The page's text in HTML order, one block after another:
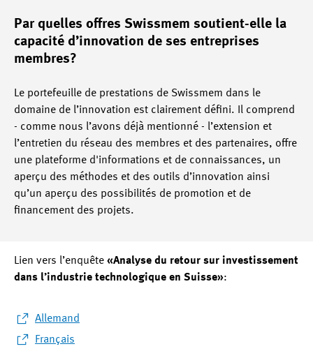
Par quelles offres Swissmem soutient-elle la
capacité d’innovation de ses entreprises
membres?
Le portefeuille de prestations de Swissmem dans le
domaine de l’innovation est clairement défini. Il comprend
- comme nous l’avons déjà mentionné - l’extension et
l’entretien du réseau des membres et des partenaires, offre
une plateforme d'informations et de connaissances, un
aperçu des méthodes et des outils d’innovation ainsi
qu’un aperçu des possibilités de promotion et de
financement des projets.
Lien vers l’enquête «Analyse du retour sur investissement
dans l’industrie technologique en Suisse»:
Allemand
Français